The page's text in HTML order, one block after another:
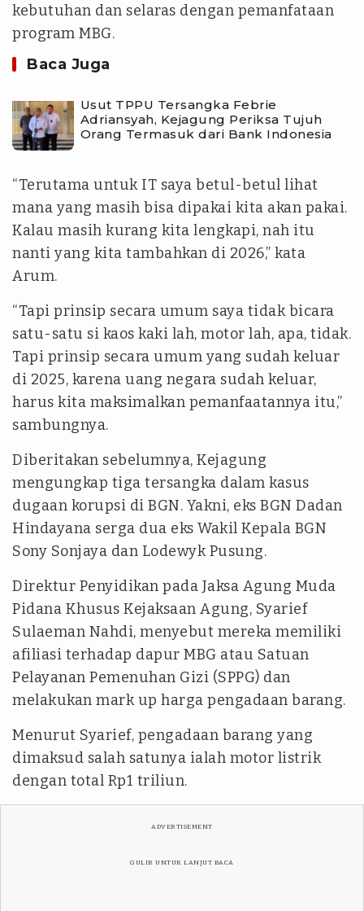
kebutuhan dan selaras dengan pemanfataan
program MBG.
Baca Juga
Usut TPPU Tersangka Febrie
Adriansyah, Kejagung Periksa Tujuh
Orang Termasuk dari Bank Indonesia
“Terutama untuk IT saya betul-betul lihat
mana yang masih bisa dipakai kita akan pakai.
Kalau masih kurang kita lengkapi, nah itu
nanti yang kita tambahkan di 2026,” kata
Arum.
“Tapi prinsip secara umum saya tidak bicara
satu-satu si kaos kaki lah, motor lah, apa, tidak.
Tapi prinsip secara umum yang sudah keluar
di 2025, karena uang negara sudah keluar,
harus kita maksimalkan pemanfaatannya itu,”
sambungnya.
Diberitakan sebelumnya, Kejagung
mengungkap tiga tersangka dalam kasus
dugaan korupsi di BGN. Yakni, eks BGN Dadan
Hindayana serga dua eks Wakil Kepala BGN
Sony Sonjaya dan Lodewyk Pusung.
Direktur Penyidikan pada Jaksa Agung Muda
Pidana Khusus Kejaksaan Agung, Syarief
Sulaeman Nahdi, menyebut mereka memiliki
afiliasi terhadap dapur MBG atau Satuan
Pelayanan Pemenuhan Gizi (SPPG) dan
melakukan mark up harga pengadaan barang.
Menurut Syarief, pengadaan barang yang
dimaksud salah satunya ialah motor listrik
dengan total Rp1 triliun.
ADVERTISEMENT
GULIR UNTUK LANJUT BACA